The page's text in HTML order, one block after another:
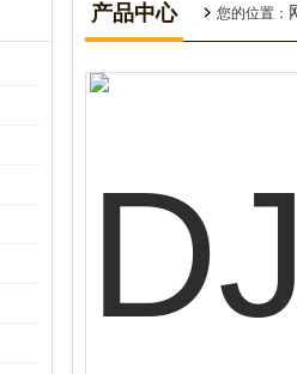
产品中心 您的位置：